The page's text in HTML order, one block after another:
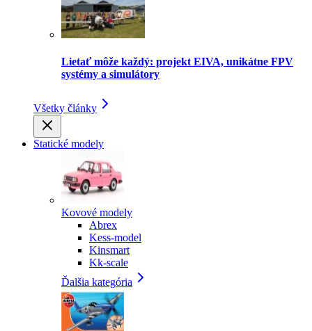
Lietať môže každý: projekt EIVA, unikátne FPV
systémy a simulátory
Všetky články
Statické modely
Kovové modely
Abrex
Kess-model
Kinsmart
Kk-scale
Ďalšia kategória